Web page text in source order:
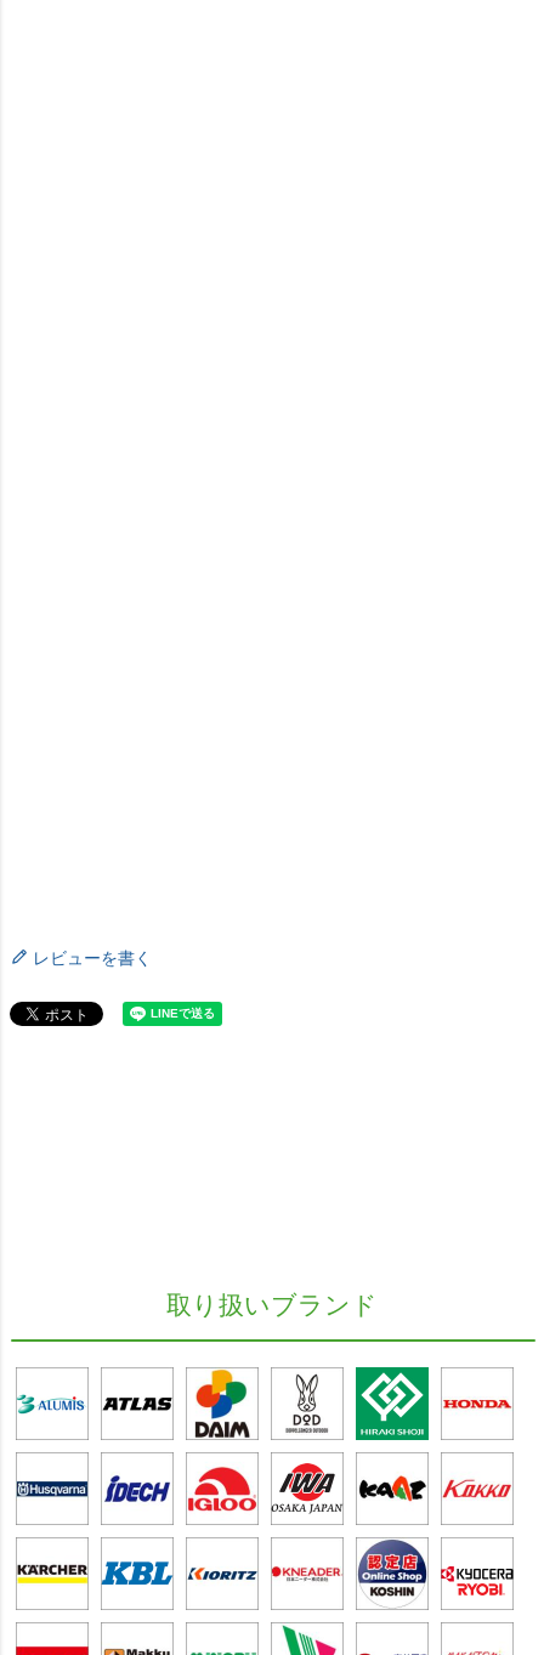
レビューを書く
取り扱いブランド